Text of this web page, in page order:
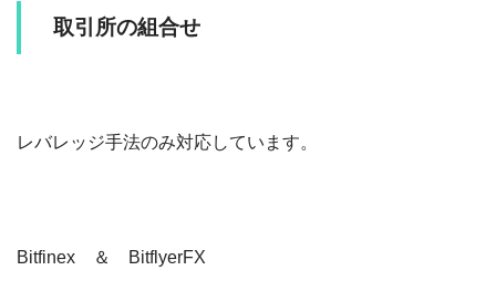
取引所の組合せ
レバレッジ手法のみ対応しています。
Bitfinex ＆ BitflyerFX